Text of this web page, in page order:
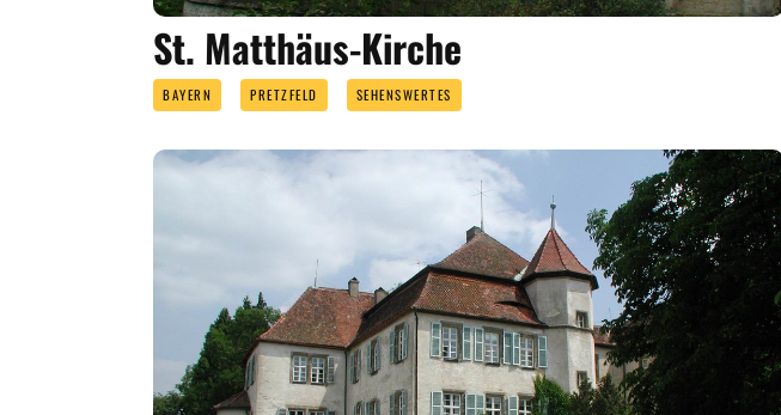
St. Matthäus-Kirche
BAYERN PRETZFELD SEHENSWERTES